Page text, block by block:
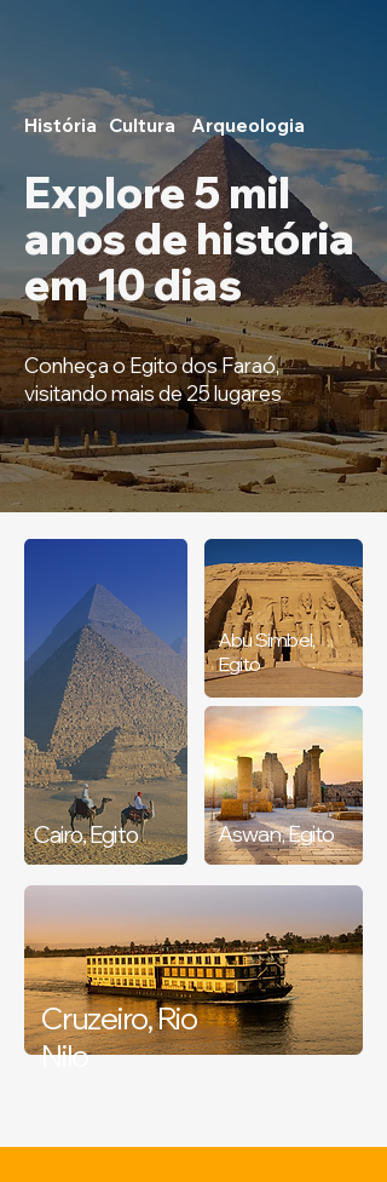
História Cultura Arqueologia
Explore 5 mil
anos de história
em 10 dias
Conheça o Egito dos Faraó,
visitando mais de 25 lugares
Cairo, Egito
Abu Simbel,
Egito
Aswan, Egito
Cruzeiro, Rio
Nilo